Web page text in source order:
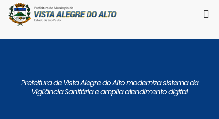
Prefeitura de Vista Alegre do Alto moderniza sistema da
Vigilância Sanitária e amplia atendimento digital